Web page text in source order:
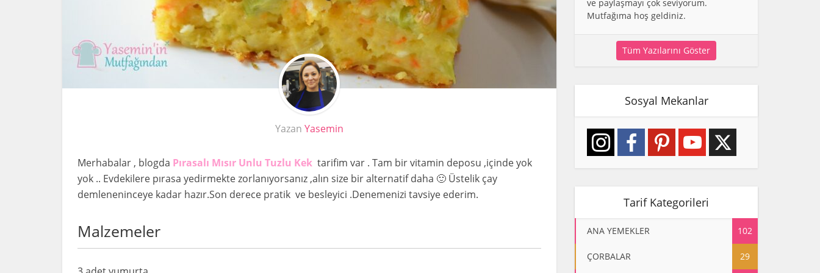
Yazan Yasemin
Merhabalar , blogda Pırasalı Mısır Unlu Tuzlu Kek tarifim var . Tam bir vitamin deposu ,içinde yok
yok .. Evdekilere pırasa yedirmekte zorlanıyorsanız ,alın size bir alternatif daha 🙂 Üstelik çay
demleneninceye kadar hazır.Son derece pratik ve besleyici .Denemenizi tavsiye ederim.
Malzemeler
ve paylaşmayı çok seviyorum.
Mutfağıma hoş geldiniz.
Tüm Yazılarını Göster
Sosyal Mekanlar
Tarif Kategorileri
ANA YEMEKLER 102
ÇORBALAR 29